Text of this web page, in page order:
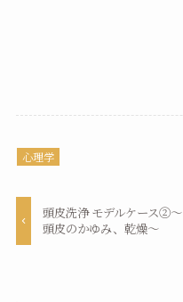
心理学
頭皮洗浄 モデルケース②～
頭皮のかゆみ、乾燥～